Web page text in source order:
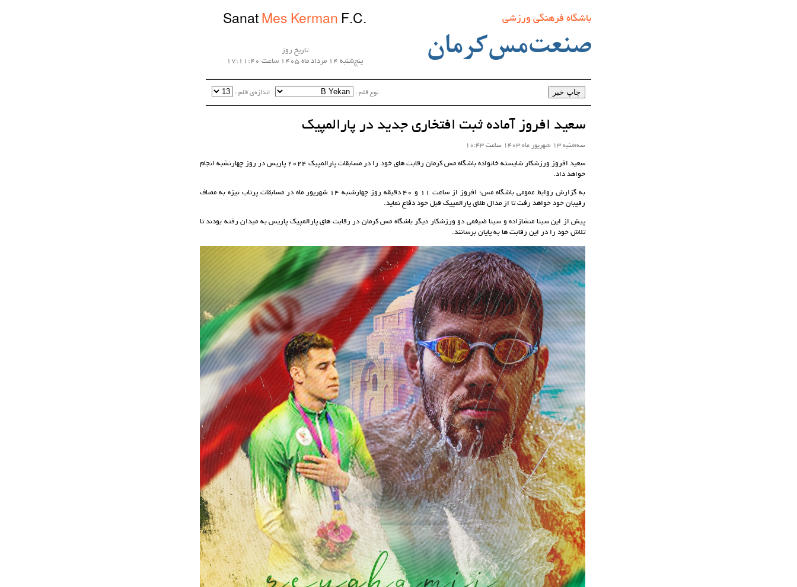
باشگاه فرهنگی ورزشی
صنعت‌مس‌کرمان
Sanat Mes Kerman F.C.
تاریخ روز
پنج‌شنبه 14 مرداد ماه 1405 ساعت 17:11:40
نوع قلم :‌ اندازه‌ی قلم :‌
سعید افروز آماده ثبت افتخاری جدید در پارالمپیک
سه‌شنبه 13 شهریور ماه 1403 ساعت 10:43
سعید افروز ورزشکار شایسته خانواده باشگاه مس کرمان رقابت های خود را در مسابقات پارالمپیک 2024 پاریس در روز چهارنشبه انجام
خواهد داد.
به گزارش روابط عمومی باشگاه مس؛ افروز از ساعت 11 و 40 دقیقه روز چهارشنبه 14 شهریور ماه در مسابقات پرتاب نیزه به مصاف
رقیبان خود خواهد رفت تا از مدال طلای پارالمپیک قبل خود دفاع نماید.
پیش از این سینا منشازاده و سینا ضیغمی دو ورزشکار دیگر باشگاه مس کرمان در رقابت های پارالمپیک پاریس به میدان رفته بودند تا
تلاش خود را در این رقابت ها به پایان برسانند.